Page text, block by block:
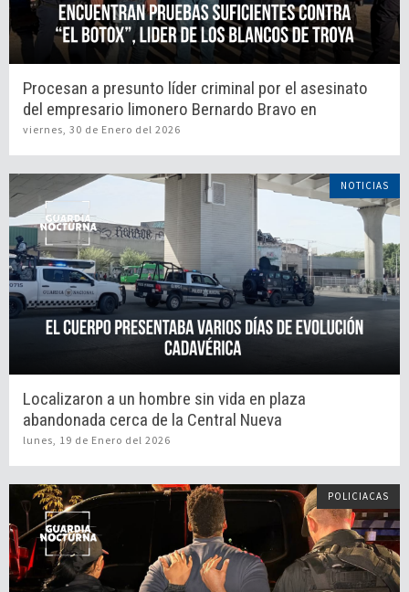
Procesan a presunto líder criminal por el asesinato
del empresario limonero Bernardo Bravo en
Michoacán
viernes, 30 de Enero del 2026
NOTICIAS
Localizaron a un hombre sin vida en plaza
abandonada cerca de la Central Nueva
lunes, 19 de Enero del 2026
POLICIACAS